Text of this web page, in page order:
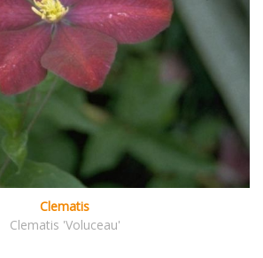
Clematis
Clematis 'Voluceau'